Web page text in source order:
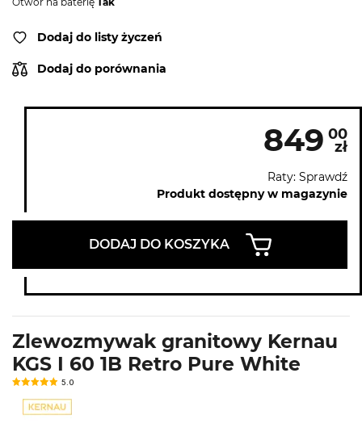
Dodaj do listy życzeń
Dodaj do porównania
849 00
zł
Raty: Sprawdź
Produkt dostępny w magazynie
DODAJ DO KOSZYKA
Zlewozmywak granitowy Kernau
KGS I 60 1B Retro Pure White
5.0